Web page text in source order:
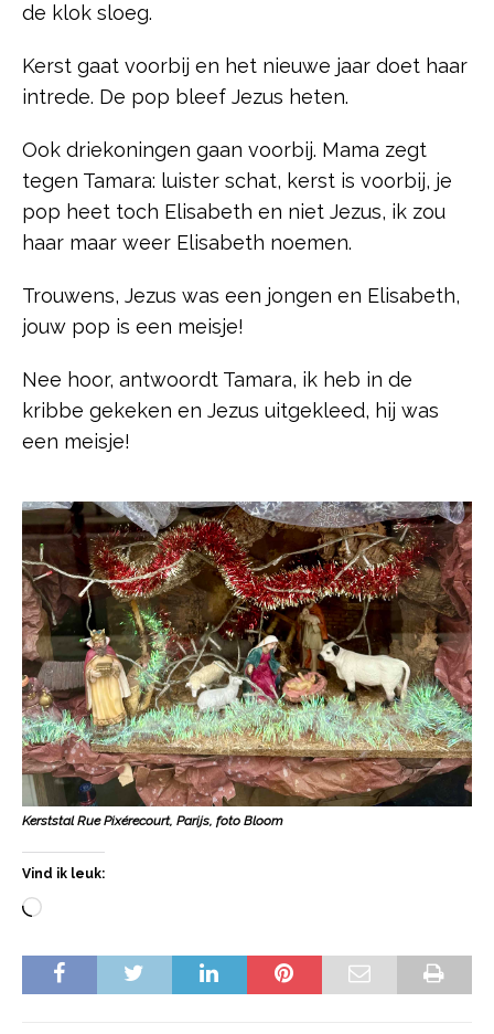
de klok sloeg.
Kerst gaat voorbij en het nieuwe jaar doet haar
intrede. De pop bleef Jezus heten.
Ook driekoningen gaan voorbij. Mama zegt
tegen Tamara: luister schat, kerst is voorbij, je
pop heet toch Elisabeth en niet Jezus, ik zou
haar maar weer Elisabeth noemen.
Trouwens, Jezus was een jongen en Elisabeth,
jouw pop is een meisje!
Nee hoor, antwoordt Tamara, ik heb in de
kribbe gekeken en Jezus uitgekleed, hij was
een meisje!
Kerststal Rue Pixérecourt, Parijs, foto Bloom
Vind ik leuk: